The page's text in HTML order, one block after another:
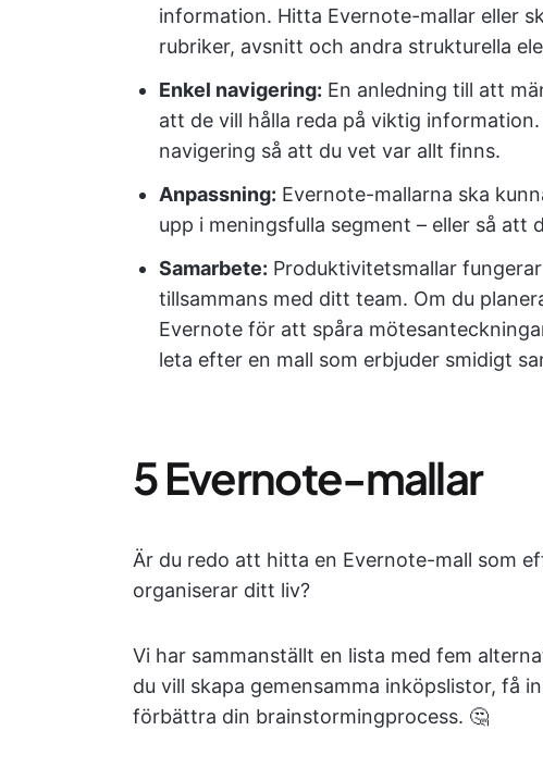
information. Hitta Evernote-mallar eller
rubriker, avsnitt och andra strukturella
Enkel navigering: En anledning till att
att de vill hålla reda på viktig
navigering så att du vet var allt finns.
Anpassning: Evernote-mallarna ska
upp i meningsfulla segment – eller så att
Samarbete: Produktivitetsmallar
tillsammans med ditt team. Om du
Evernote för att spåra
leta efter en mall som erbjuder smidigt
5 Evernote-mallar
Är du redo att hitta en Evernote-mall som
organiserar ditt liv?
Vi har sammanställt en lista med fem
du vill skapa gemensamma inköpslistor, få
förbättra din brainstormingprocess. 🤔